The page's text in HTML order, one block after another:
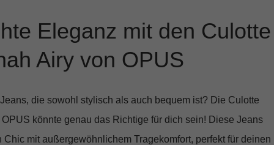
Eleganz mit den Culotte
Airy von OPUS
die sowohl stylisch als auch bequem ist? Die Culotte
könnte genau das Richtige für dich sein! Diese Jeans
Chic mit außergewöhnlichem Tragekomfort, perfekt für deinen